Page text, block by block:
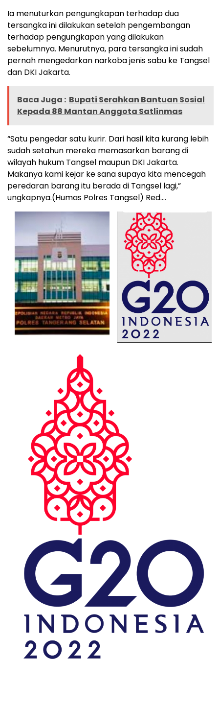
Ia menuturkan pengungkapan terhadap dua
tersangka ini dilakukan setelah pengembangan
terhadap pengungkapan yang dilakukan
sebelumnya. Menurutnya, para tersangka ini sudah
pernah mengedarkan narkoba jenis sabu ke Tangsel
dan DKI Jakarta.
Baca Juga : Bupati Serahkan Bantuan Sosial
Kepada 88 Mantan Anggota Satlinmas
“Satu pengedar satu kurir. Dari hasil kita kurang lebih
sudah setahun mereka memasarkan barang di
wilayah hukum Tangsel maupun DKI Jakarta.
Makanya kami kejar ke sana supaya kita mencegah
peredaran barang itu berada di Tangsel lagi,”
ungkapnya.(Humas Polres Tangsel) Red….